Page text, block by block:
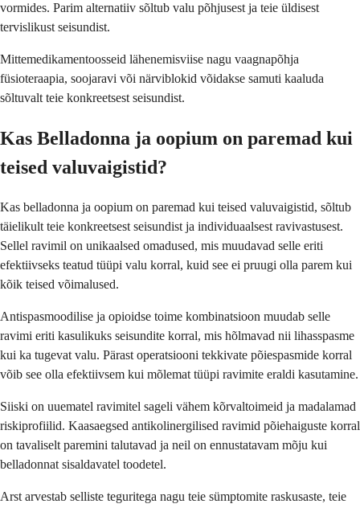
vormides. Parim alternatiiv sõltub valu põhjusest ja teie üldisest
tervislikust seisundist.
Mittemedikamentoosseid lähenemisviise nagu vaagnapõhja
füsioteraapia, soojaravi või närviblokid võidakse samuti kaaluda
sõltuvalt teie konkreetsest seisundist.
Kas Belladonna ja oopium on paremad kui
teised valuvaigistid?
Kas belladonna ja oopium on paremad kui teised valuvaigistid, sõltub
täielikult teie konkreetsest seisundist ja individuaalsest ravivastusest.
Sellel ravimil on unikaalsed omadused, mis muudavad selle eriti
efektiivseks teatud tüüpi valu korral, kuid see ei pruugi olla parem kui
kõik teised võimalused.
Antispasmoodilise ja opioidse toime kombinatsioon muudab selle
ravimi eriti kasulikuks seisundite korral, mis hõlmavad nii lihasspasme
kui ka tugevat valu. Pärast operatsiooni tekkivate põiespasmide korral
võib see olla efektiivsem kui mõlemat tüüpi ravimite eraldi kasutamine.
Siiski on uuematel ravimitel sageli vähem kõrvaltoimeid ja madalamad
riskiprofiilid. Kaasaegsed antikolinergilised ravimid põiehaiguste korral
on tavaliselt paremini talutavad ja neil on ennustatavam mõju kui
belladonnat sisaldavatel toodetel.
Arst arvestab selliste teguritega nagu teie sümptomite raskusaste, teie